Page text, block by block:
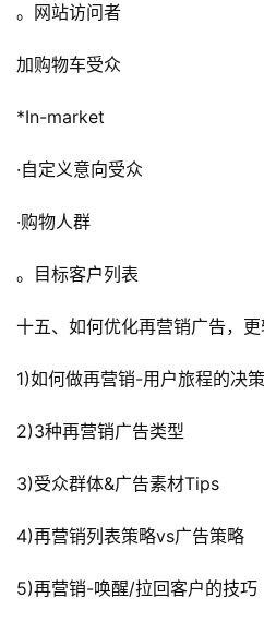
。网站访问者
加购物车受众
*In-market
·自定义意向受众
·购物人群
。目标客户列表
十五、如何优化再营销广告，
1)如何做再营销-用户旅程的决
2)3种再营销广告类型
3)受众群体&广告素材Tips
4)再营销列表策略vs广告策略
5)再营销-唤醒/拉回客户的技巧